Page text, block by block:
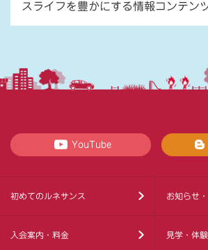
スライフを豊かにする情報コンテンツ
YouTube
初めてのルネサンス お知らせ
入会案内・料金 見学・体験